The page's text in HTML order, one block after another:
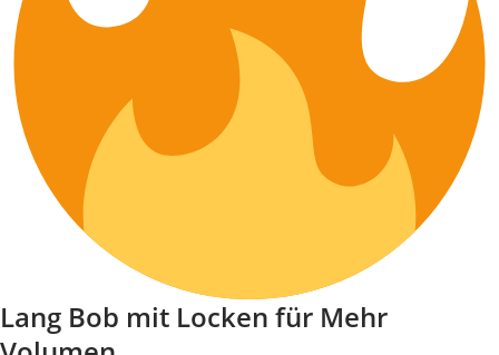
Lang Bob mit Locken für Mehr